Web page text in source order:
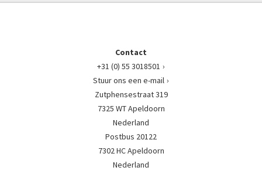
Contact
+31 (0) 55 3018501
Stuur ons een e-mail
Zutphensestraat 319
7325 WT Apeldoorn
Nederland
Postbus 20122
7302 HC Apeldoorn
Nederland